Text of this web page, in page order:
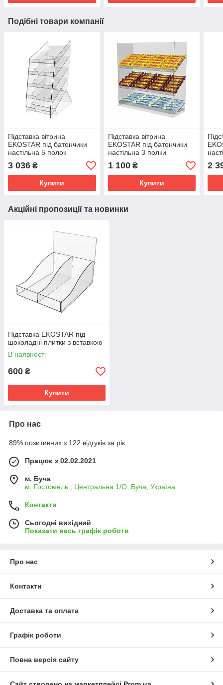
Подібні товари компанії
Підставка вітрина
EKOSTAR під батончики
настільна 5 полок
200х355х500
3 036 ₴
Купити
Підставка вітрина
EKOSTAR під батончики
настільна 3 полки
400х150х400
1 100₴
Купити
2
Акційні пропозиції та новинки
Підставка EKOSTAR під
шоколадні плитки з вставкою
В наявності
600 ₴
Купити
Про нас
89% позитивних з 122 відгуків за рік
Працює з 02.02.2021
м. Буча
м. Гостомель , Центральна 1/О, Буча, Україна
Контакти
Сьогодні вихідний
Показати весь графік роботи
Про нас
Контакти
Доставка та оплата
Графік роботи
Повна версія сайту